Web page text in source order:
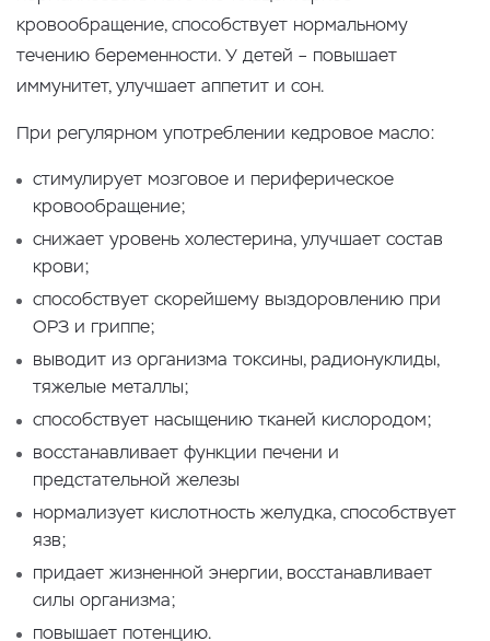
кровообращение, способствует нормальному
течению беременности. У детей – повышает
иммунитет, улучшает аппетит и сон.
При регулярном употреблении кедровое масло:
стимулирует мозговое и периферическое
кровообращение;
снижает уровень холестерина, улучшает состав
крови;
способствует скорейшему выздоровлению при
ОРЗ и гриппе;
выводит из организма токсины, радионуклиды,
тяжелые металлы;
способствует насыщению тканей кислородом;
восстанавливает функции печени и
предстательной железы
нормализует кислотность желудка, способствует
язв;
придает жизненной энергии, восстанавливает
силы организма;
повышает потенцию.